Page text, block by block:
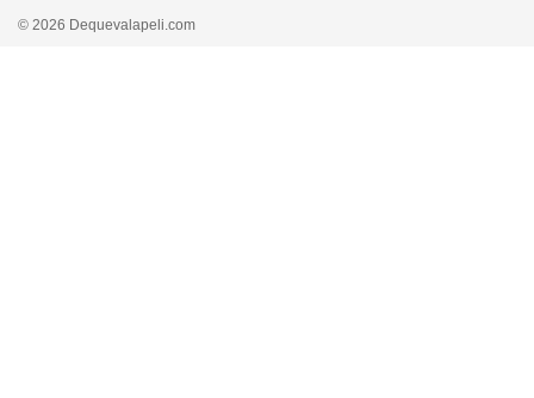
© 2026 Dequevalapeli.com